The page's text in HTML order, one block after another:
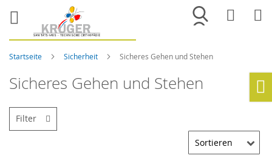
Merkliste
Startseite Sicherheit Sicheres Gehen und Stehen
Sicheres Gehen und Stehen
Filter